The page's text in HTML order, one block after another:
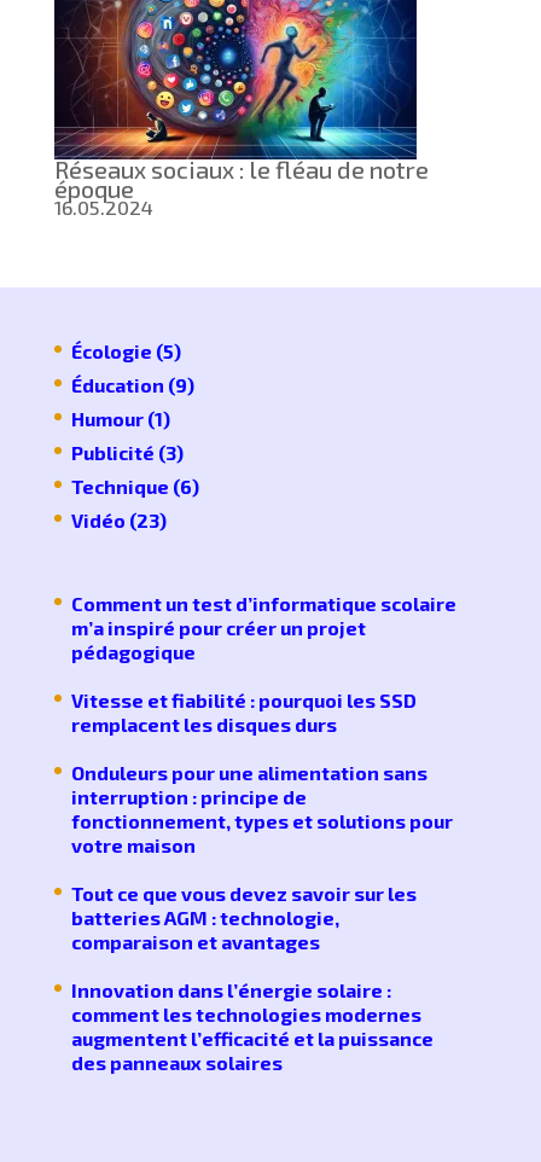
Réseaux sociaux : le fléau de notre
époque
16.05.2024
Écologie (5)
Éducation (9)
Humour(1)
Publicité (3)
Technique (6)
Vidéo (23)
Comment un test d’informatique scolaire
m’a inspiré pour créer un projet
pédagogique
Vitesse et fiabilité : pourquoi les SSD
remplacent les disques durs
Onduleurs pour une alimentation sans
interruption : principe de
fonctionnement, types et solutions pour
votre maison
Tout ce que vous devez savoir sur les
batteries AGM : technologie,
comparaison et avantages
Innovation dans l’énergie solaire :
comment les technologies modernes
augmentent l’efficacité et la puissance
des panneaux solaires